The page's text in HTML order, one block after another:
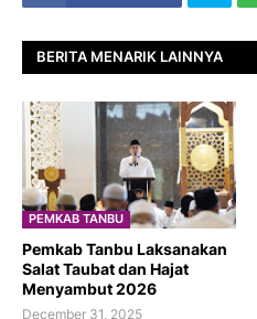
BERITA MENARIK LAINNYA
PEMKAB TANBU
Pemkab Tanbu Laksanakan
Salat Taubat dan Hajat
Menyambut 2026
December 31, 2025